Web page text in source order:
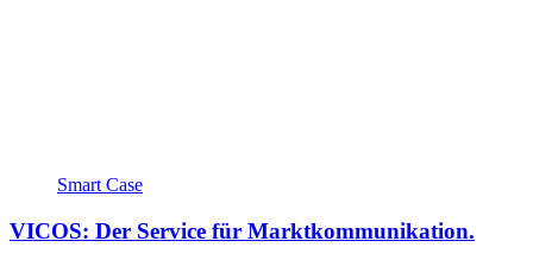
Smart Case
VICOS: Der Service für Marktkommunikation.